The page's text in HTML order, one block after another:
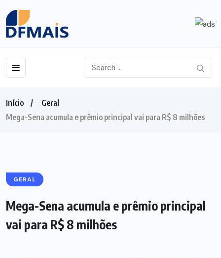
Início
Geral
Mega-Sena acumula e prêmio principal vai para R$ 8 milhões
GERAL
Mega-Sena acumula e prêmio principal
vai para R$ 8 milhões